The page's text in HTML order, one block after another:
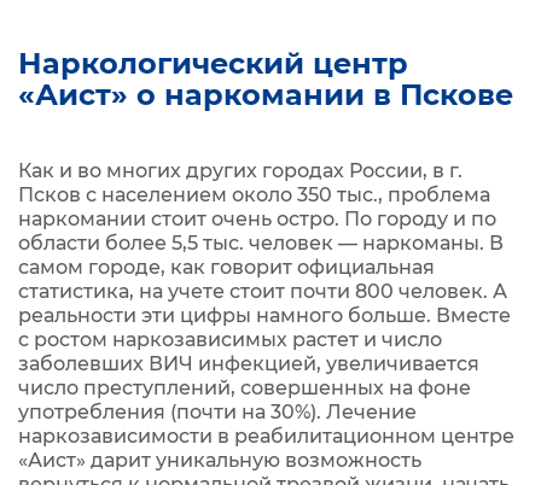
Наркологический центр
«Аист» о наркомании в Пскове
Как и во многих других городах России, в г.
Псков с населением около 350 тыс., проблема
наркомании стоит очень остро. По городу и по
области более 5,5 тыс. человек — наркоманы. В
самом городе, как говорит официальная
статистика, на учете стоит почти 800 человек. А
реальности эти цифры намного больше. Вместе
с ростом наркозависимых растет и число
заболевших ВИЧ инфекцией, увеличивается
число преступлений, совершенных на фоне
употребления (почти на 30%). Лечение
наркозависимости в реабилитационном центре
«Аист» дарит уникальную возможность